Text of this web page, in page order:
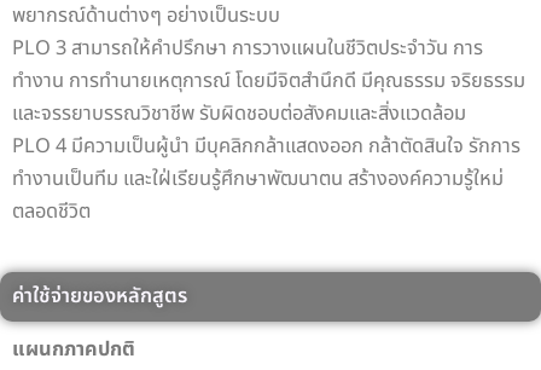
จำนวนหน่วยกิต
1. หมวดวิชาศึกษา
ทั่วไป เรียนไม่น้อย
กว่า 25 หน่วยกิต 2. หมวดวิชาเฉพาะ 90 หน่วยกิต
จำนวนหน่วยกิต
ทั่วไป เรียนไม่น้อย
กว่า 25 หน่วยกิต
จำนวนหน่วยกิต
พยากรณ์ด้านต่างๆ อย่างเป็นระบบ
PLO 3 สามารถให้คำปรึกษา การวางแผนในชีวิตประจำวัน การ
ทำงาน การทำนายเหตุการณ์ โดยมีจิตสำนึกดี มีคุณธรรม จริยธรรม
และจรรยาบรรณวิชาชีพ รับผิดชอบต่อสังคมและสิ่งแวดล้อม
PLO 4 มีความเป็นผู้นำ มีบุคลิกกล้าแสดงออก กล้าตัดสินใจ รักการ
ทำงานเป็นทีม และใฝ่เรียนรู้ศึกษาพัฒนาตน สร้างองค์ความรู้ใหม่
ตลอดชีวิต
ค่าใช้จ่ายของหลักสูตร
แผนกภาคปกติ